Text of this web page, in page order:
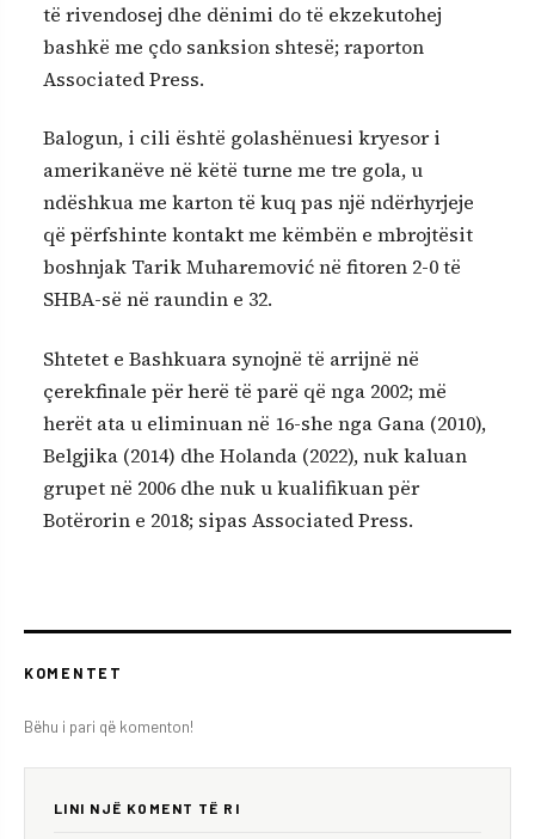
të rivendosej dhe dënimi do të ekzekutohej
bashkë me çdo sanksion shtesë; raporton
Associated Press.
Balogun, i cili është golashënuesi kryesor i
amerikanëve në këtë turne me tre gola, u
ndëshkua me karton të kuq pas një ndërhyrjeje
që përfshinte kontakt me këmbën e mbrojtësit
boshnjak Tarik Muharemović në fitoren 2-0 të
SHBA-së në raundin e 32.
Shtetet e Bashkuara synojnë të arrijnë në
çerekfinale për herë të parë që nga 2002; më
herët ata u eliminuan në 16-she nga Gana (2010),
Belgjika (2014) dhe Holanda (2022), nuk kaluan
grupet në 2006 dhe nuk u kualifikuan për
Botërorin e 2018; sipas Associated Press.
KOMENTET
Bëhu i pari që komenton!
LINI NJË KOMENT TË RI